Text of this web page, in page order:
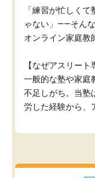
「練習が忙しく
ゃない」——そん
オンライン家庭教
【なぜアスリート
一般的な塾や家庭
不足しがち。当塾
労した経験から、